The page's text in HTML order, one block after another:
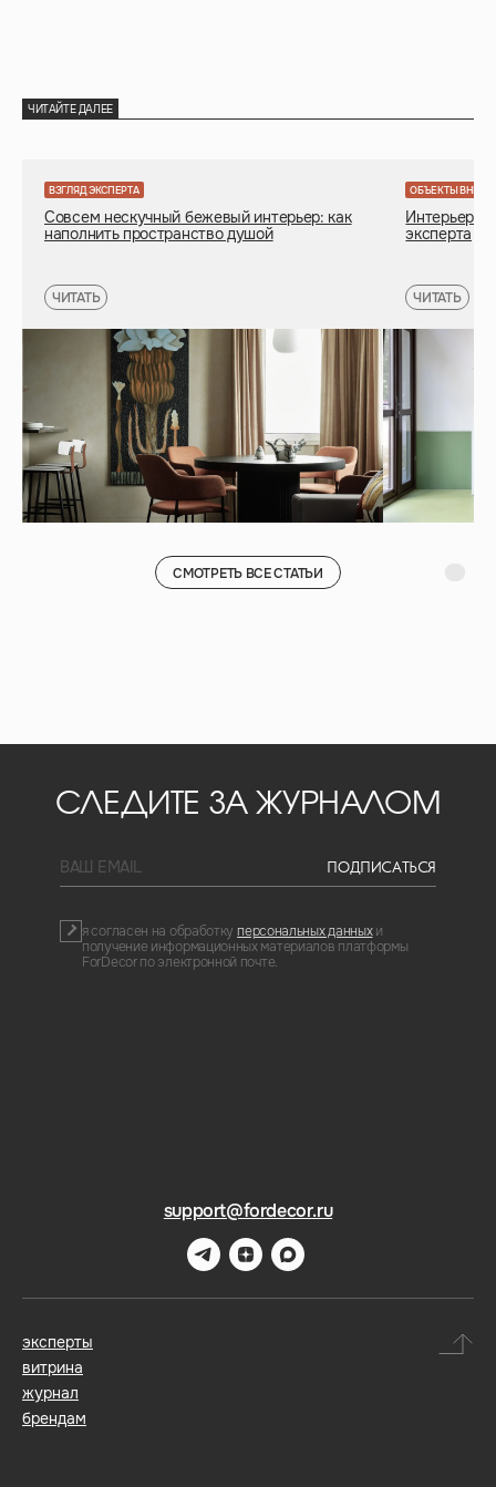
ЧИТАЙТЕ ДАЛЕЕ
Совсем нескучный бежевый интерьер: как
наполнить пространство душой
ВЗГЛЯД ЭКСПЕРТА
Интерьер
эксперта
ОБЪЕКТЫ
СМОТРЕТЬ ВСЕ СТАТЬИ
support@fordecor.ru
СЛЕДИТЕ ЗА ЖУРНАЛОМ
BAШ EMAIL ПОДПИСАТЬСЯ
я согласен на обработку персональных данных и
получение информационных материалов платформы
ForDecor по электронной почте.
эксперты
витрина
журнал
брендам